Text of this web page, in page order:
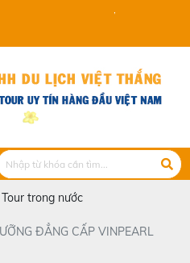
VIET THANG TRAVEL
Tour trong nước
ĐẲNG CẤP VINPEARL